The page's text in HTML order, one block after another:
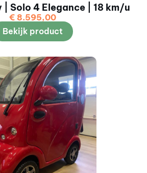
Solo 4 Elegance | 18 km/u
€ 8.595,00
Bekijk product